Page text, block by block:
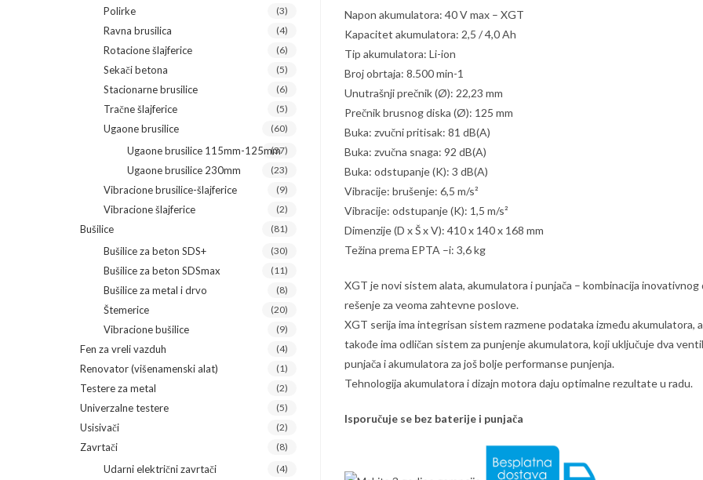
Napon akumulatora: 40 V max – XGT
Kapacitet akumulatora: 2,5 / 4,0 Ah
Tip akumulatora: Li-ion
Broj obrtaja: 8.500 min-1
Unutrašnji prečnik (Ø): 22,23 mm
Prečnik brusnog diska (Ø): 125 mm
Buka: zvučni pritisak: 81 dB(A)
Buka: zvučna snaga: 92 dB(A)
Buka: odstupanje (K): 3 dB(A)
Vibracije: brušenje: 6,5 m/s²
Vibracije: odstupanje (K): 1,5 m/s²
Dimenzije (D x Š x V): 410 x 140 x 168 mm
Težina prema EPTA –i: 3,6 kg
XGT je novi sistem alata, akumulatora i punjača – kombinacija
rešenje za veoma zahtevne poslove.
XGT serija ima integrisan sistem razmene podataka između akumulatora,
takođe ima odličan sistem za punjenje akumulatora, koji uključuje dva
punjača i akumulatora za još bolje performanse punjenja.
Tehnologija akumulatora i dizajn motora daju optimalne rezultate u radu.
Isporučuje se bez baterije i punjača
Polirke (3)
Ravna brusilica (4)
Rotacione šlajferice (6)
Sekači betona (5)
Stacionarne brusilice (6)
Tračne šlajferice (5)
Ugaone brusilice (60)
Ugaone brusilice 115mm-125mm
(37)
Ugaone brusilice 230mm (23)
Vibracione brusilice-šlajferice (9)
Vibracione šlajferice (2)
Bušilice (81)
Bušilice za beton SDS+ (30)
Bušilice za beton SDSmax (11)
Bušilice za metal i drvo (8)
Štemerice (20)
Vibracione bušilice (9)
Fen za vreli vazduh (4)
Renovator (višenamenski alat) (1)
Testere za metal (2)
Univerzalne testere (5)
Usisivači (2)
Zavrtači (8)
Udarni električni zavrtači (4)